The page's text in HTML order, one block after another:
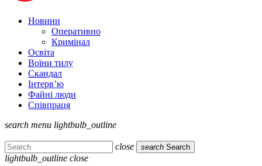
Новини
Оперативно
Кримінал
Освіта
Воїни тилу
Скандал
Інтерв’ю
Файні люди
Співпраця
search menu lightbulb_outline
close search Search
lightbulb_outline close